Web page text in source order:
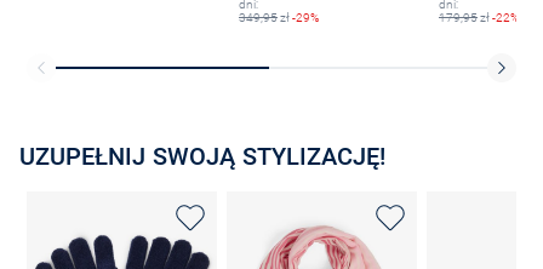
dni:
349,95zł-29%
dni:
179,95zł-22%
UZUPEŁNIJ SWOJĄ STYLIZACJĘ!